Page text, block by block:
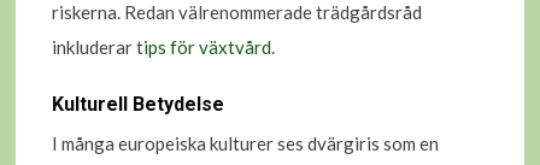
riskerna. Redan välrenommerade trädgårdsråd
inkluderartips för växtvård.
Kulturell Betydelse
I många europeiska kulturer ses dvärgiris som en